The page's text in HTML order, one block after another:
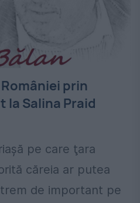
prin
Salina Praid
pe care ţara
căreia ar putea
de important pe